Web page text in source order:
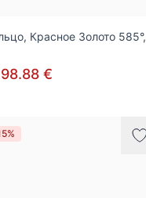
Красное Золото 585°,
€